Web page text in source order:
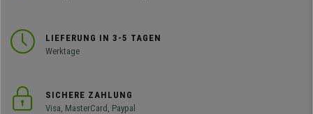
LIEFERUNG IN 3-5 TAGEN
Werktage
SICHERE ZAHLUNG
Visa, MasterCard, Paypal